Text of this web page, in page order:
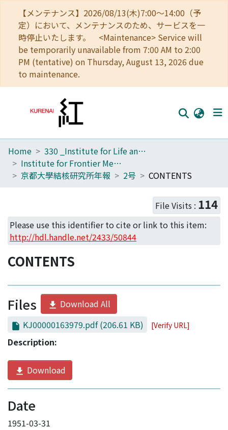
【メンテナンス】2026/08/13(木)7:00～14:00（予
定）において、メンテナンスのため、サービスを一
時停止いたします。 <Maintenance> Service will
be temporarily unavailable from 7:00 AM to 2:00
PM (tentative) on Thursday, August 13, 2026 due
to maintenance.
Home
Communities
Access Statistics
Library Network
Home
330 _Institute for Life and Medical Sciences
Institute for Frontier Medical Sciences
京都大學結核研究所年報
2号 CONTENTS
File Visits : 114
Please use this identifier to cite or link to this item:
http://hdl.handle.net/2433/50844
CONTENTS
Files
Download All
KJ00000163979.pdf(206.61 KB) [Verify URL]
Description:
Download
Date
1951-03-31